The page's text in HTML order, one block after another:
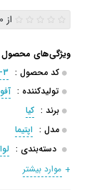
از 0 رای
ویژگی‌های محصول
کد محصول : 3
تولیدکننده :
برند : کیا
مدل : اپتیما
دسته‌بندی :
موارد بیشتر